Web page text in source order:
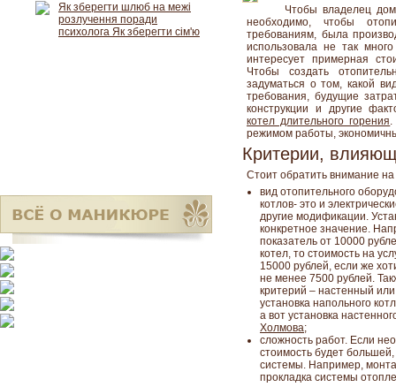
Чтобы владелец
необходимо, чтобы
требованиям, была
использовала не так
интересует примерная
Чтобы создать
задуматься о том, какой
требования, будущие
конструкции и другие
котел длительного горения.
режимом работы,
Критерии,
Стоит обратить внимание
вид отопительного
котлов- это и
другие модификации.
конкретное значение.
показатель от 10000
котел, то стоимость на
15000 рублей, если же
не менее 7500 рублей.
критерий – настенный
установка напольного
а вот установка
Холмова;
cложность работ. Если
стоимость будет
системы. Например,
прокладка системы
Як зберегти шлюб на межі
розлучення поради
психолога Як зберегти сім'ю